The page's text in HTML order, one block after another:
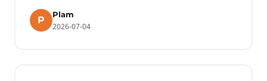
P
Plam
2026-07-04